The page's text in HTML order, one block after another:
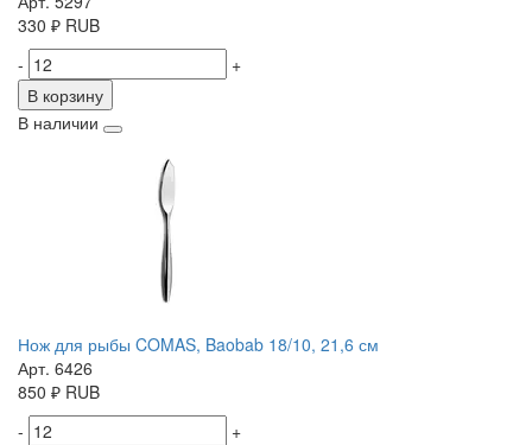
330 ₽ RUB
-
+
В корзину
В наличии
Нож для рыбы COMAS, Baobab 18/10, 21,6 см
Арт. 6426
850 ₽ RUB
-
+